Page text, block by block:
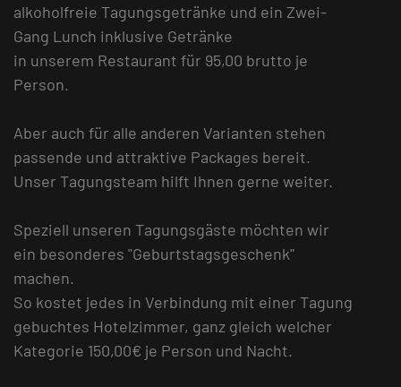
alkoholfreie Tagungsgetränke und ein Zwei-
Gang Lunch inklusive Getränke
in unserem Restaurant für 95,00 brutto je
Person.
Aber auch für alle anderen Varianten stehen
passende und attraktive Packages bereit.
Unser Tagungsteam hilft Ihnen gerne weiter.
Speziell unseren Tagungsgäste möchten wir
ein besonderes "Geburtstagsgeschenk"
machen.
So kostet jedes in Verbindung mit einer Tagung
gebuchtes Hotelzimmer, ganz gleich welcher
Kategorie 150,00€ je Person und Nacht.